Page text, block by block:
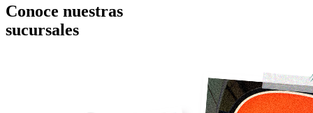
Conoce nuestras
sucursales